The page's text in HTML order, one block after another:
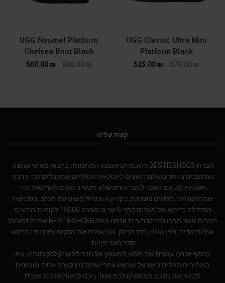
UGG Classic Ultra Mini
Platform Black
679.00₪
525.00 ₪
UGG Neumel Platform
Chelsea Boot Black
680.00₪
560.00 ₪
קצת עלינו
חברת BESTIESHOES היא מותג אופנה המתמחה בייבוא מותגי אופנה
הנחשבים ביותר בעולם.דואגים לייבא את הנעליים שמקבלים הכי הרבה
תשומת לב, עם הסטייל הכי הורס שלא תשאיר מקום לאדישות, כדי
שתרגישו הכי בולטים בשכונה, בקניון או בטיול פשוט עם הכלב. בסטישוז
התחילה בייבוא של נעליים לפני 6 שנים וצברה 15000 לקוחות מרוצים
חוזרים אשר הפכו כבר לבני בית.אנחנו צוות BESTIESHOES שמים דגש על
שירות אדיב, זמין ואמין ככל הניתן. אנו שמים את הלקוח ורצונותיו בראש
סדר העדיפויות.
בנוסף אנחנו עושים את מלוא המאמץ על מנת להעניק ללקוחותינו את
המחירים הזולים בישראל.ועכשיו אחרי שהכרנו בקצרה אתם מוזמנים
לבחור את הדגם המתאים לכם ואולי נזכה לראות אתכם שוב !!!